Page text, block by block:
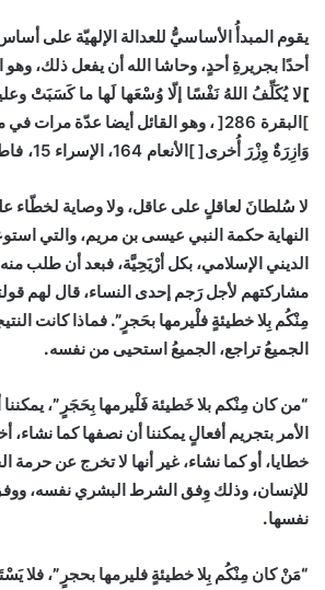
يقوم المبدأُ الأساسيُّ للعدالة الإلهيّة على أساس
أحدًا بجريرةِ أحدٍ، وحاشا الله أن يفعل ذلك، وهو
]لا يُكَلِّفُ اللهُ نَفْسًا إلّا وُسْعَها لَها ما كَسَبَتْ
]البقرة 286 [، وهو القائل أيضا عدّة مرات في
وَازِرَةٌ وِزْرَ أُخرى[
]الأنعام 164 ، الإسراء 15، فاطر 18، الزمر 7
لا سُلطانَ لعاقلٍ على عاقل، ولا وصاية لخطّاء
النهاية حكمة النبي عيسى بن مريم، والتي
الديني الإسلامي، بكل أرْيَحِيَّة، فبعد أن طلب
مشاركتهم لأجل رَجم إحدى النساء، قال لهم
مِنْكُم بِلا خطيئةٍ فلْيرمها بحَجرٍ”. فماذا كانت
الجميعُ تراجع، الجميعُ استحيى من نفسه.
“من كان مِنْكم بلا خَطيئة فَلْيرمها بِحَجَرٍ”،
الأمر بتجريم أفعالٍ يمكننا أن نصفها كما نشاء،
خطايا، أو كما نشاء، غير أنها لا تخرج عن حرمة
للإنسان، وذلك وِفق الشرط البشري نفسه،
نفسها.
“مَنْ كان مِنْكُم بِلا خطيئةٍ فليرمها بحجرٍ”، فلا